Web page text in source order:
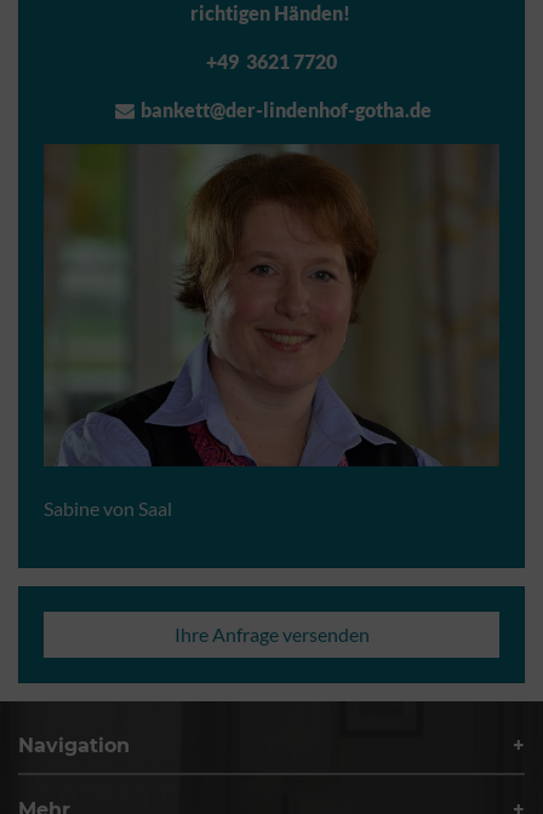
richtigen Händen!
+49 3621 7720
bankett@der-lindenhof-gotha.de
Sabine von Saal
Ihre Anfrage versenden
Navigation